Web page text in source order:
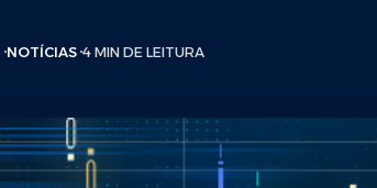
NOTÍCIAS 4 MIN DE LEITURA